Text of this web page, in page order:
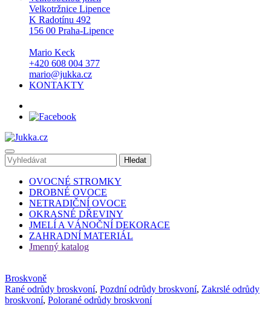
Velkotržnice Lipence
K Radotínu 492
156 00 Praha-Lipence
Mario Keck
+420 608 004 377
mario@jukka.cz
KONTAKTY
OVOCNÉ STROMKY
DROBNÉ OVOCE
NETRADIČNÍ OVOCE
OKRASNÉ DŘEVINY
JMELÍ A VÁNOČNÍ DEKORACE
ZAHRADNÍ MATERIÁL
Jmenný katalog
Broskvoně
Rané odrůdy broskvoní, Pozdní odrůdy broskvoní, Zakrslé odrůdy
broskvoní, Polorané odrůdy broskvoní